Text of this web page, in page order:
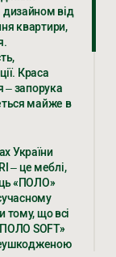
дизайном від
квартири,
Краса
– запорука
майже в
України
– це меблі,
«ПОЛО»
тому, що всі
SOFT»
займаються